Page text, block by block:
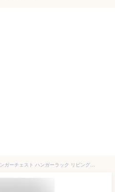
幅64 国産檜 リビングワード ハンガーチェスト ハンガーラック リビングラック ヒノキ ひのき 無垢 チェスト 幅64cm 収納棚 見せる収納 収納 リビング収納 間仕切り 裏面化粧 檜 無垢材 天然木 シンプル おしゃれ 引き出し 大川家具 フェリオ FERIO